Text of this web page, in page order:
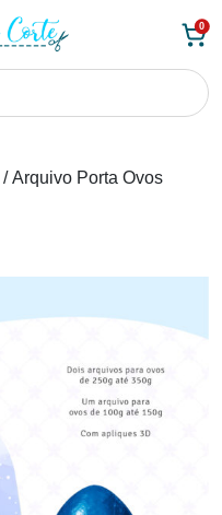
0
/ Arquivo Porta Ovos